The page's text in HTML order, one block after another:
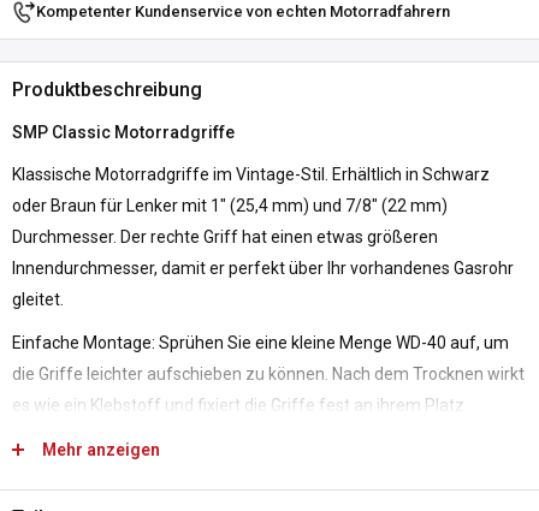
Kompetenter Kundenservice von echten Motorradfahrern
Produktbeschreibung
SMP Classic Motorradgriffe
Klassische Motorradgriffe im Vintage-Stil. Erhältlich in Schwarz
oder Braun für Lenker mit 1" (25,4 mm) und 7/8" (22 mm)
Durchmesser. Der rechte Griff hat einen etwas größeren
Innendurchmesser, damit er perfekt über Ihr vorhandenes Gasrohr
gleitet.
Einfache Montage: Sprühen Sie eine kleine Menge WD-40 auf, um
die Griffe leichter aufschieben zu können. Nach dem Trocknen wirkt
es wie ein Klebstoff und fixiert die Griffe fest an ihrem Platz.
Mehr anzeigen